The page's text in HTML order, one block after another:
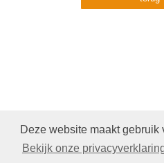
Deze website maakt
Bekijk onze